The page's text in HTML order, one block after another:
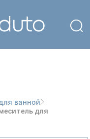
ванной
для